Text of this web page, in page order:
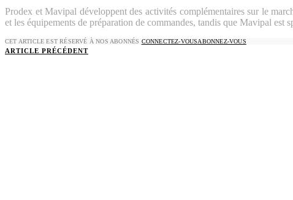
Prodex et Mavipal développent des activités complémentaires sur le
et les équipements de préparation de commandes, tandis que Mavipal est
CET ARTICLE EST RÉSERVÉ À NOS ABONNÉS CONNECTEZ-VOUSABONNEZ-VOUS
ARTICLE PRÉCÉDENT